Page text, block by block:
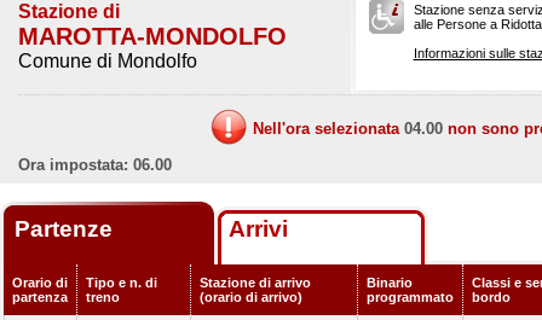
Stazione di
MAROTTA-MONDOLFO
Comune di Mondolfo
Stazione senza
alle Persone a
Informazioni sulle
Nell'ora selezionata 04.00 non sono
Ora impostata: 06.00
Partenze Arrivi
Orario di
partenza
Tipo e n. di
treno
Stazione di arrivo
(orario di arrivo)
Binario
programmato
Classi e
bordo